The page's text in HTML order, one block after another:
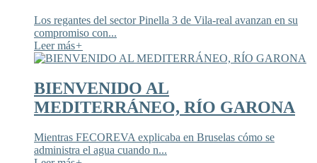
Los regantes del sector Pinella 3 de Vila-real avanzan en su
compromiso con...
Leer más+
BIENVENIDO AL
MEDITERRÁNEO, RÍO GARONA
Mientras FECOREVA explicaba en Bruselas cómo se
administra el agua cuando n...